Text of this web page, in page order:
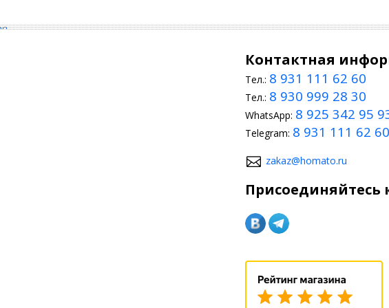
Контактная
Тел.: 8 931 111 62 60
Тел.: 8 930 999 28 30
WhatsApp: 8 925 342 95
Telegram: 8 931 111 62 60
zakaz@homato.ru
Присоединяйтесь